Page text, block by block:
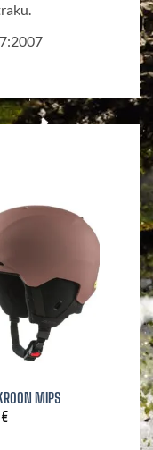
MIPS
€
ALPINA
64,99